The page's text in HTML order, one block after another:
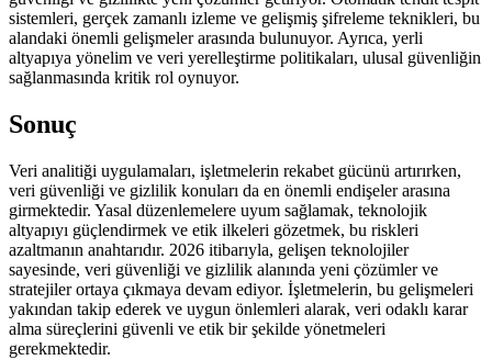
sistemleri, gerçek zamanlı izleme ve gelişmiş şifreleme teknikleri, bu
alandaki önemli gelişmeler arasında bulunuyor. Ayrıca, yerli
altyapıya yönelim ve veri yerelleştirme politikaları, ulusal güvenliğin
sağlanmasında kritik rol oynuyor.
Sonuç
Veri analitiği uygulamaları, işletmelerin rekabet gücünü artırırken,
veri güvenliği ve gizlilik konuları da en önemli endişeler arasına
girmektedir. Yasal düzenlemelere uyum sağlamak, teknolojik
altyapıyı güçlendirmek ve etik ilkeleri gözetmek, bu riskleri
azaltmanın anahtarıdır. 2026 itibarıyla, gelişen teknolojiler
sayesinde, veri güvenliği ve gizlilik alanında yeni çözümler ve
stratejiler ortaya çıkmaya devam ediyor. İşletmelerin, bu gelişmeleri
yakından takip ederek ve uygun önlemleri alarak, veri odaklı karar
alma süreçlerini güvenli ve etik bir şekilde yönetmeleri
gerekmektedir.